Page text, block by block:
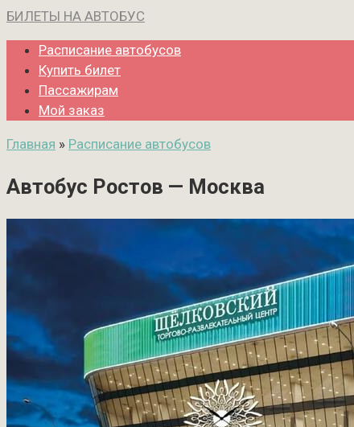
Перейти
контенту
БИЛЕТЫ НА АВТОБУС
Расписание автобусов
Купить билет
Пассажирам
Мой заказ
Главная » Расписание автобусов
Автобус Ростов — Москва